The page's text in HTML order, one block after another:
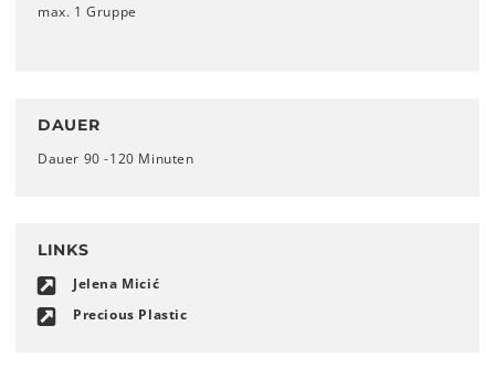
max. 1 Gruppe
DAUER
Dauer 90 -120 Minuten
LINKS
Jelena Micić
Precious Plastic